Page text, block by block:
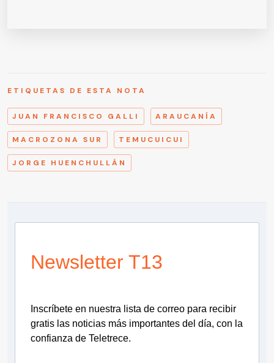
ETIQUETAS DE ESTA NOTA
JUAN FRANCISCO GALLI ARAUCANÍA
MACROZONA SUR TEMUCUICUI
JORGE HUENCHULLÁN
Newsletter T13
Inscríbete en nuestra lista de correo para recibir
gratis las noticias más importantes del día, con la
confianza de Teletrece.